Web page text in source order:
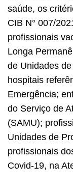
saúde, os
CIB N° 007/
profissionais
Longa
de Unidades
hospitais
Emergência;
do Serviço de
(SAMU);
Unidades de
profissionais
Covid-19, na